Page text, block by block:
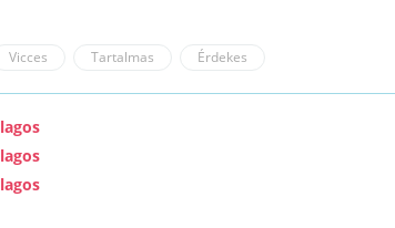
Vicces Tartalmas Érdekes